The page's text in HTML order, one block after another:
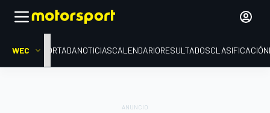
WEC PORTADANOTICIASCALENDARIORESULTADOSCLASIFICACIÓN